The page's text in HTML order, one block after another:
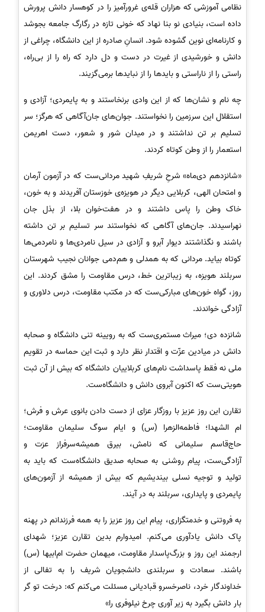
نظامی آموزشی که هزاران قله‌ی غرورآمیز را در کوهسار دانش پرورش
داده است، بنیادی نو بنا نهاد که خونی تازه در رگارگ جامعه بجوشد
و کارنامه‌ای نوین گشوده شود. انسانِ صادره از این دانشگاه، چراغی از
دانش و خورشیدی از غیرت در دست و دل دارد که راه را از بی‌راه،
راستی را از ناراستی و بایدها را از نبایدها برمی‌گزیند.
چه نام و نشان‌ها که از این وادی برنخاستند و به پایمردی؛ آزادی و
استقلال این سرزمین را نخواستند. جوان‌های جان‌آگاهی که هرگز؛ سر
تسلیم بر تن نداشتند و در میدان شور و شعور، دست اهریمن
استعمار را از وطن کوتاه کردند.
«شانزدهم دی‌ماه» شرحِ شریفِ شهید مردانی‌ست که در آزمون آرمان
و امتحان الهی، کربلایی دیگر در هویزه‌ی خوزستان آفریدند و به خون،
خاک وطن را پاس داشتند و در هفت‌خوان بلا، از بذل جان
نهراسیدند. جان‌های آگاهی که نخواستند سر تسلیم بر تن داشته
باشند و نگذاشتند دیوار آبرو و آزادی در سیل نامردی‌ها و نامردمی‌ها
کوتاه بیاید. مردانی که به همدلی و هم‌دمی جوانان نجیب شهرستان
سربلند هویزه، به زیباترین خط، درس مقاومت را مشق کردند. این
روز، گواه خون‌های مبارکی‌ست که در مکتب مقاومت، درس دلاوری و
آزادگی خواندند.
شانزده دی؛ میراث مستمری‌ست که به رویینه تنی دانشگاه و صحابه‌
دانش در میادین عزّت و اقتدار نظر دارد و ثبت این حماسه در تقویم
ملی نه فقط پاسداشت نام‌های کربلاییان دانشگاه که بیش از آن ثبت
هویتی‌ست که اکنون آبروی دانش و دانشگاه‌ست.
تقارن این روز عزیز با روزگار عزای از دست دادن بانوی عرش و فرش؛
ام الشهدا؛ فاطمه‌الزهرا (س) و ایام سوگ سلیمان مقاومت؛
حاج‌قاسم سلیمانی که نامش، بیرق همیشه‌سرفراز عزت و
آزادگی‌ست، پیام روشنی به صحابه‌ صدیق دانشگاه‌ست که باید به
تولید و توجیه نسلی بیندیشیم که بیش از همیشه از آزمون‌های
پایمردی و پایداری، سربلند به در آیند.
به فروتنی و خدمتگزاری، پیام این روز عزیز را به همه‌ فرزندانم در پهنه‌
پاک دانش یادآوری می‌کنم. امیدوارم بدین تقارن عزیز؛ شهدای
ارجمند این روز و بزرگ‌پاسدار مقاومت، میهمان حضرت ام‌ابیها (س)
باشند. سعادت و سربلندی دانشجویان شریف را به تفالی از
خداوندگار خرد، ناصرخسرو قبادیانی مسئلت می‌کنم که: درخت تو گر
بار دانش بگیرد به زیر آوری چرخ نیلوفری را»